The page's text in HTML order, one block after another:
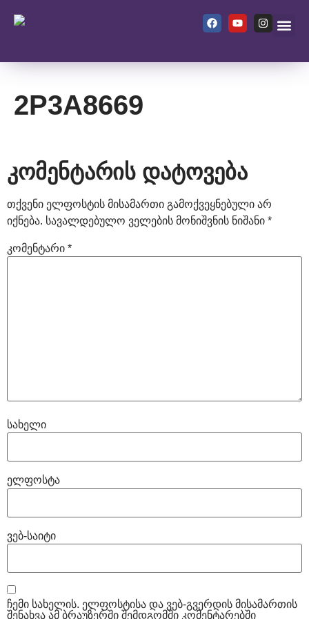
2P3A8669
კომენტარის დატოვება
თქვენი ელფოსტის მისამართი გამოქვეყნებული არ
იქნება. სავალდებულო ველების მონიშვნის ნიშანი *
კომენტარი *
სახელი
ელფოსტა
ვებ-საიტი
ჩემი სახელის. ელფოსტისა და ვებ-გვერდის მისამართის
შენახვა ამ ბრაუზერში შემდგომში კომენტარებში